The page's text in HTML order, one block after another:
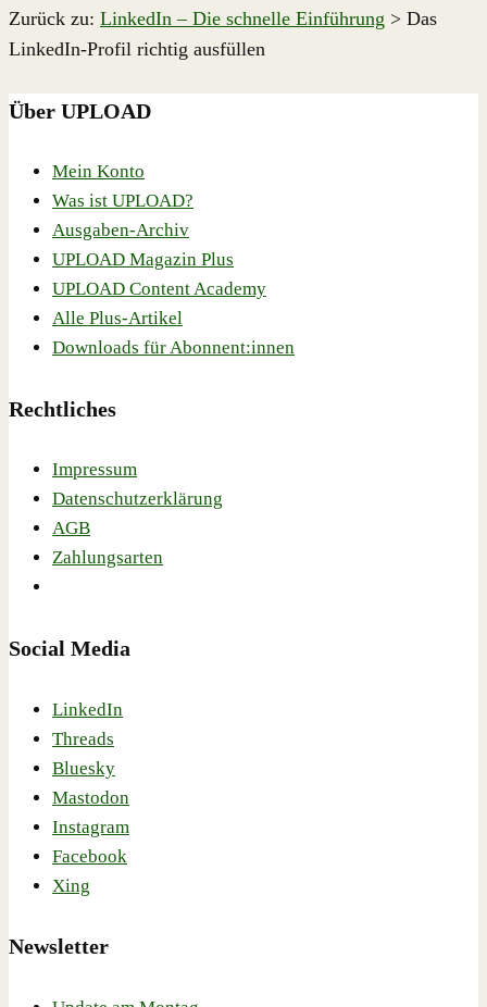
Zurück zu: LinkedIn – Die schnelle Einführung > Das
LinkedIn-Profil richtig ausfüllen
Über UPLOAD
Mein Konto
Was ist UPLOAD?
Ausgaben-Archiv
UPLOAD Magazin Plus
UPLOAD Content Academy
Alle Plus-Artikel
Downloads für Abonnent:innen
Rechtliches
Impressum
Datenschutzerklärung
AGB
Zahlungsarten
Social Media
LinkedIn
Threads
Bluesky
Mastodon
Instagram
Facebook
Xing
Newsletter